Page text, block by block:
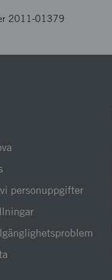
2011-01379
personuppgifter